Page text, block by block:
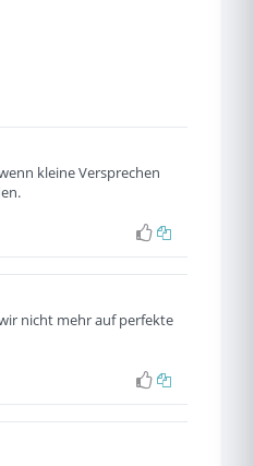
kleine Versprechen
nicht mehr auf perfekte